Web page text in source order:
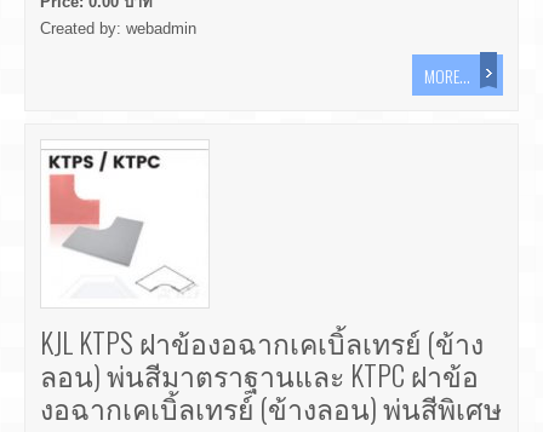
Created by: webadmin
MORE...
KJL KTPS ฝาข้องอฉากเคเบิ้ลเทรย์ (ข้าง
ลอน) พ่นสีมาตราฐานและ KTPC ฝาข้อ
งอฉากเคเบิ้ลเทรย์ (ข้างลอน) พ่นสีพิเศษ